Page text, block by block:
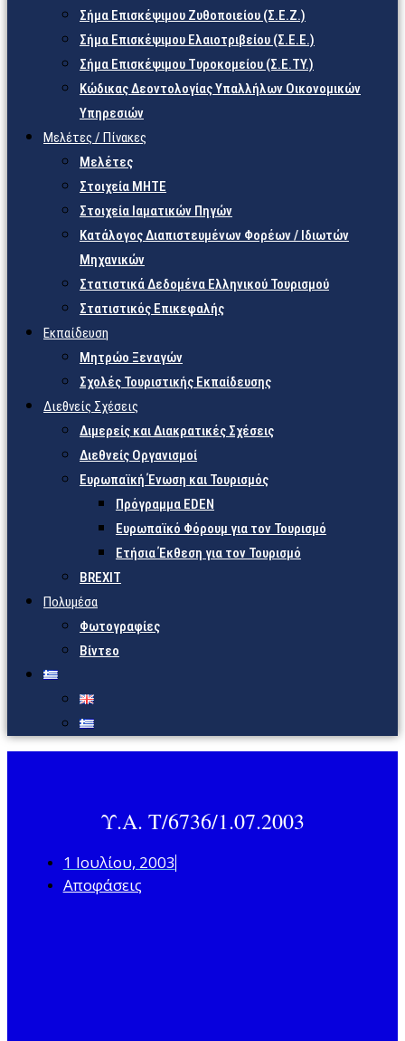
Σήμα Επισκέψιμου Ζυθοποιείου (Σ.Ε.Ζ.)
Σήμα Επισκέψιμου Ελαιοτριβείου (Σ.Ε.Ε.)
Σήμα Επισκέψιμου Τυροκομείου (Σ.Ε.TY.)
Κώδικας Δεοντολογίας Υπαλλήλων Οικονομικών
Υπηρεσιών
Μελέτες / Πίνακες
Μελέτες
Στοιχεία ΜΗΤΕ
Στοιχεία Ιαματικών Πηγών
Κατάλογος Διαπιστευμένων Φορέων / Ιδιωτών
Μηχανικών
Στατιστικά Δεδομένα Ελληνικού Τουρισμού
Στατιστικός Επικεφαλής
Εκπαίδευση
Μητρώο Ξεναγών
Σχολές Τουριστικής Εκπαίδευσης
Διεθνείς Σχέσεις
Διμερείς και Διακρατικές Σχέσεις
Διεθνείς Οργανισμοί
Ευρωπαϊκή Ένωση και Τουρισμός
Πρόγραμμα EDEN
Ευρωπαϊκό Φόρουμ για τον Τουρισμό
Ετήσια Έκθεση για τον Τουρισμό
BREXIT
Πολυμέσα
Φωτογραφίες
Βίντεο
Υ.Α. Τ/6736/1.07.2003
1 Ιουλίου, 2003
Αποφάσεις